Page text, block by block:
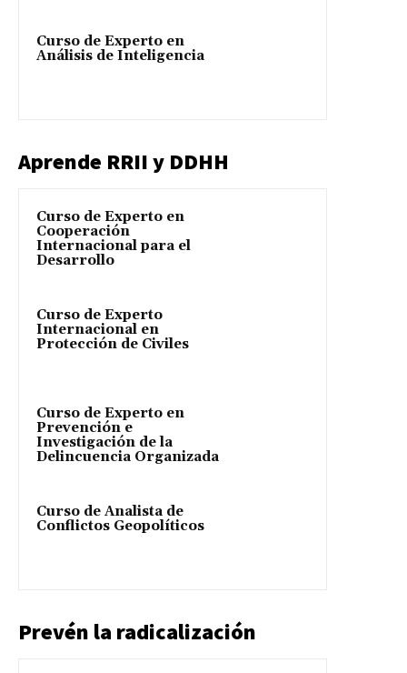
Curso de Experto en
Análisis de Inteligencia
Aprende RRII y DDHH
Curso de Experto en
Cooperación
Internacional para el
Desarrollo
Curso de Experto
Internacional en
Protección de Civiles
Curso de Experto en
Prevención e
Investigación de la
Delincuencia Organizada
Curso de Analista de
Conflictos Geopolíticos
Prevén la radicalización